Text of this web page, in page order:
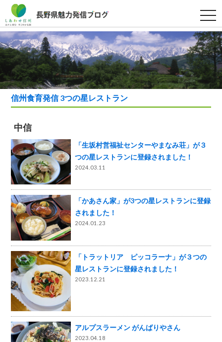
t
o
g
g
l
e
n
a
v
g
i
信州食育発信 3つの星レストラン
中信
「生坂村営福祉センターやまなみ荘」が３
つの星レストランに登録されました！
2024.03.11
「かあさん家」が3つの星レストランに登録
されました！
2024.01.23
「トラットリア ピッコラーナ」が３つの
星レストランに登録されました！
2023.12.21
アルプスラーメン がんばりやさん
2023.04.18